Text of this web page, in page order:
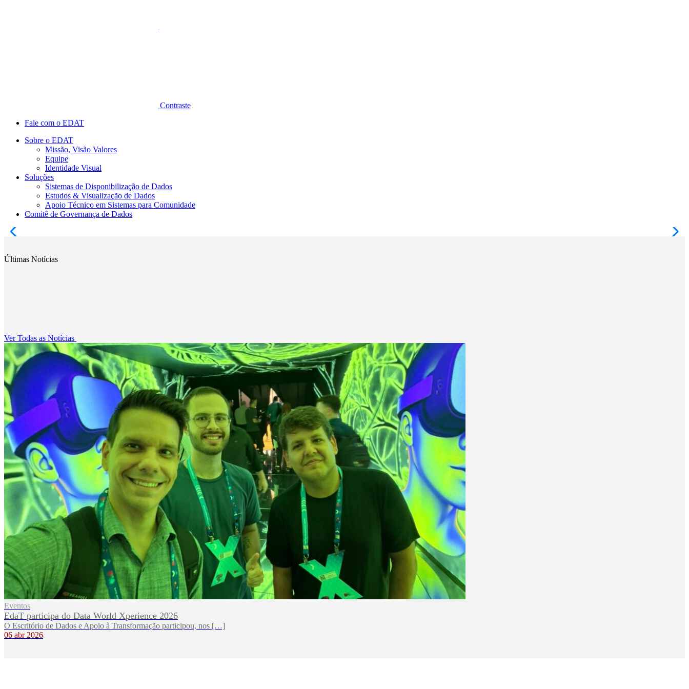
Contraste
Fale com o EDAT
Sobre o EDAT
Missão, Visão Valores
Equipe
Identidade Visual
Soluções
Sistemas de Disponibilização de Dados
Estudos & Visualização de Dados
Apoio Técnico em Sistemas para Comunidade
Comitê de Governança de Dados
Últimas Notícias
Ver Todas as Notícias
Eventos
EdaT participa do Data World Xperience 2026
O Escritório de Dados e Apoio à Transformação participou, nos […]
06 abr 2026